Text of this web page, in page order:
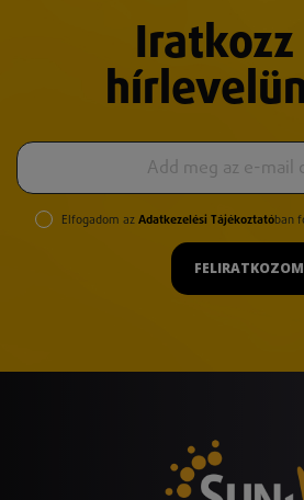
Iratkozz
Elfogadom az Adatkezelési Tájékoztatóban
FELIRATKOZOM